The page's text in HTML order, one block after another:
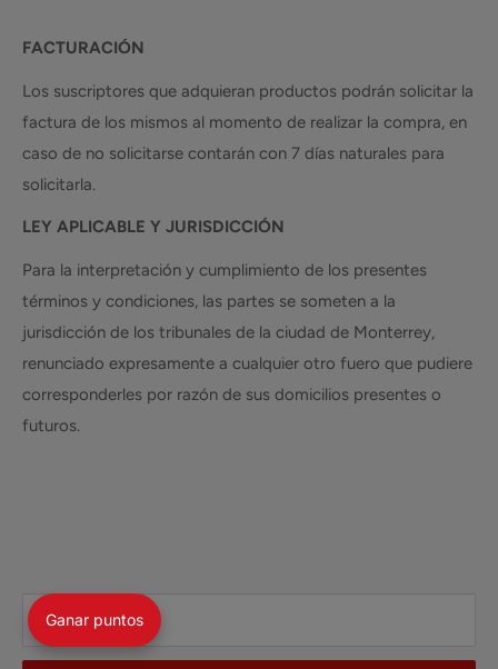
FACTURACIÓN
Los suscriptores que adquieran productos podrán solicitar la
factura de los mismos al momento de realizar la compra, en
caso de no solicitarse contarán con 7 días naturales para
solicitarla.
LEY APLICABLE Y JURISDICCIÓN
Para la interpretación y cumplimiento de los presentes
términos y condiciones, las partes se someten a la
jurisdicción de los tribunales de la ciudad de Monterrey,
renunciado expresamente a cualquier otro fuero que pudiere
corresponderles por razón de sus domicilios presentes o
futuros.
Ganar puntos